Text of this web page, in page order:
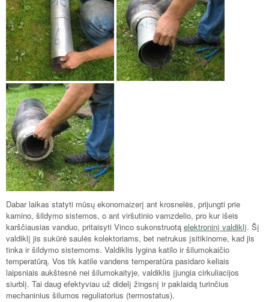
Dabar laikas statyti mūsų ekonomaizerį ant krosnelės, prijungti prie
kamino, šildymo sistemos, o ant viršutinio vamzdelio, pro kur išeis
karščiausias vanduo, pritaisyti Vinco sukonstruotą elektroninį valdiklį. Šį
valdiklį jis sukūrė saulės kolektoriams, bet netrukus įsitikinome, kad jis
tinka ir šildymo sistemoms. Valdiklis lygina katilo ir šilumokaičio
temperatūrą. Vos tik katile vandens temperatūra pasidaro keliais
laipsniais aukštesnė nei šilumokaityje, valdiklis įjungia cirkuliacijos
siurblį. Tai daug efektyviau už didelį žingsnį ir paklaidą turinčius
mechaninius šilumos reguliatorius (termostatus).